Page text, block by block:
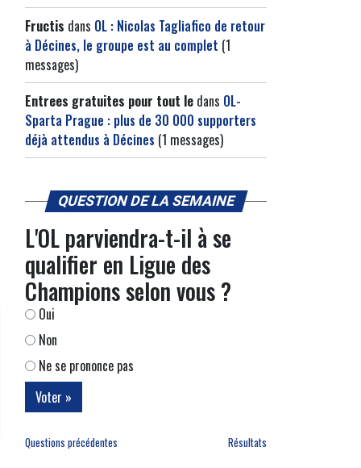
Fructis dans OL : Nicolas Tagliafico de retour
à Décines, le groupe est au complet (1
messages)
Entrees gratuites pour tout le dans OL-
Sparta Prague : plus de 30 000 supporters
déjà attendus à Décines (1 messages)
QUESTION DE LA SEMAINE
L'OL parviendra-t-il à se
qualifier en Ligue des
Champions selon vous ?
Oui
Non
Ne se prononce pas
Questions précédentes Résultats